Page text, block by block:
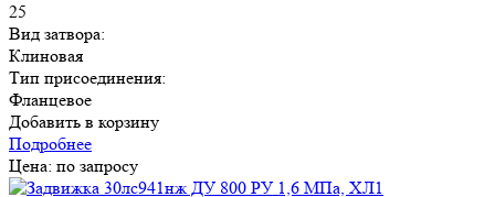
25
Вид затвора:
Клиновая
Тип присоединения:
Фланцевое
Добавить в корзину
Подробнее
Цена: по запросу